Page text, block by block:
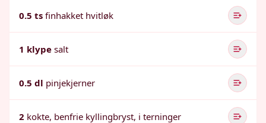
0.5 ts finhakket hvitløk
1 klype salt
0.5 dl pinjekjerner
2 kokte, benfrie kyllingbryst, i terninger